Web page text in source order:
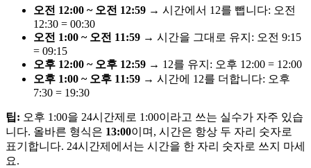
오전 12:00 ~ 오전 12:59 → 시간에서 12를 뺍니다: 오전
12:30 = 00:30
오전 1:00 ~ 오전 11:59 → 시간을 그대로 유지: 오전 9:15
= 09:15
오후 12:00 ~ 오후 12:59 → 12를 유지: 오후 12:00 = 12:00
오후 1:00 ~ 오후 11:59 → 시간에 12를 더합니다: 오후
7:30 = 19:30
팁: 오후 1:00을 24시간제로 1:00이라고 쓰는 실수가 자주 있습
니다. 올바른 형식은 13:00이며, 시간은 항상 두 자리 숫자로
표기합니다. 24시간제에서는 시간을 한 자리 숫자로 쓰지 마세
요.